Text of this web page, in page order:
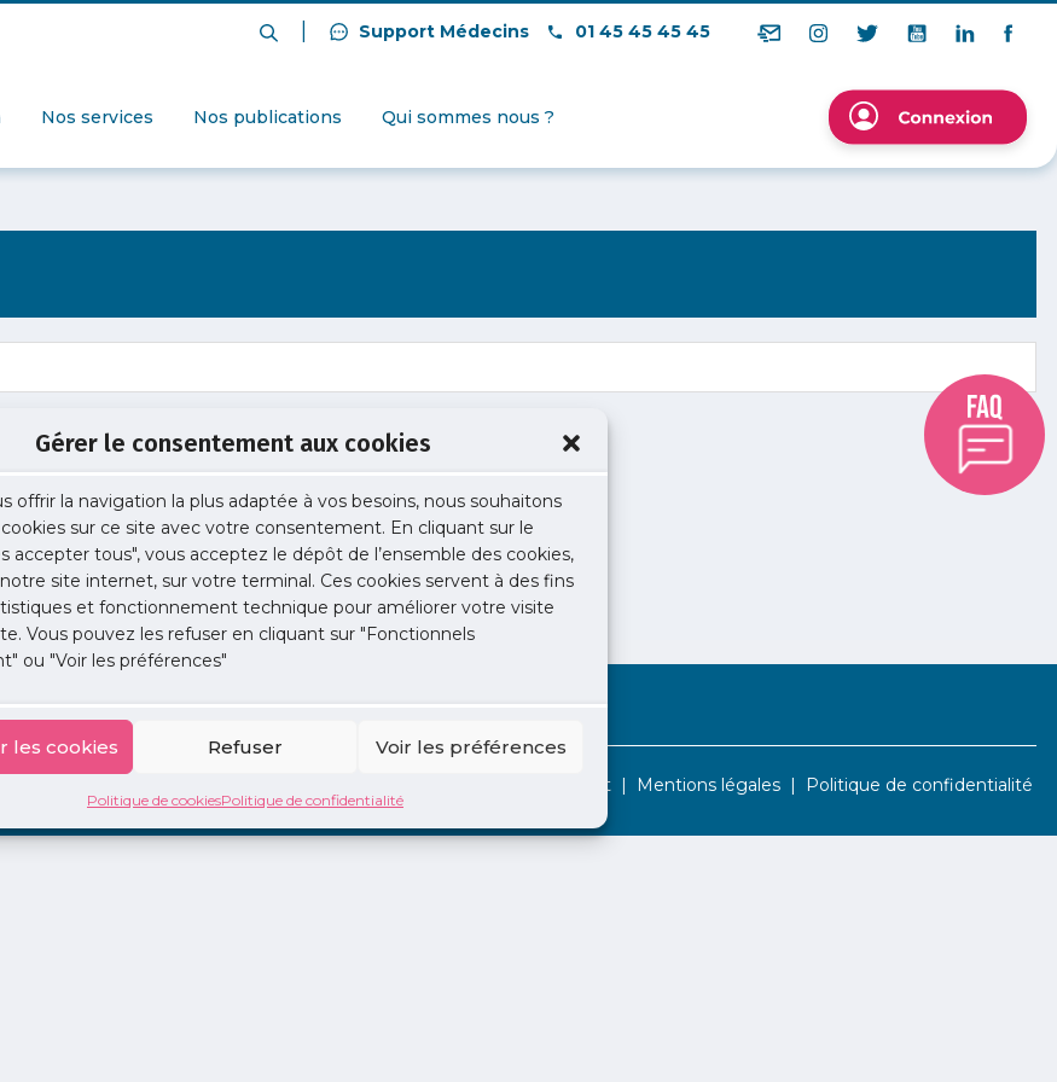
Gérer le consentement aux cookies
offrir la navigation la plus adaptée à vos besoins, nous souhaitons
sur ce site avec votre consentement. En cliquant sur le
accepter tous", vous acceptez le dépôt de l’ensemble des cookies,
site internet, sur votre terminal. Ces cookies servent à des fins
et fonctionnement technique pour améliorer votre visite
Vous pouvez les refuser en cliquant sur "Fonctionnels
ou "Voir les préférences"
les cookies Refuser Voir les préférences
Politique de cookiesPolitique de confidentialité
Support Médecins 01 45 45 45 45
Nos services Nos publications Qui sommes nous ?
La Centrale 2 jours en libéral Adopte 1 Doc
Contact Mentions légales Politique de confidentialité